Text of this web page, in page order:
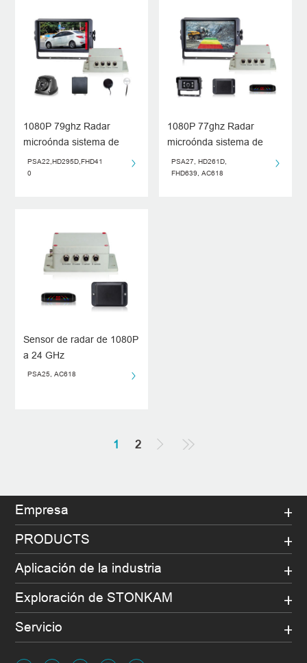
1080P 79ghz Radar
microónda sistema de
detección para vehículo
PSA22,HD295D,FHD41
0
1080P 77ghz Radar
microónda sistema de
detección para vehículo
PSA27, HD261D,
FHD639, AC618
Sensor de radar de 1080P
a 24 GHz
PSA25, AC618
1 2
Empresa
PRODUCTS
Aplicación de la industria
Exploración de STONKAM
Servicio